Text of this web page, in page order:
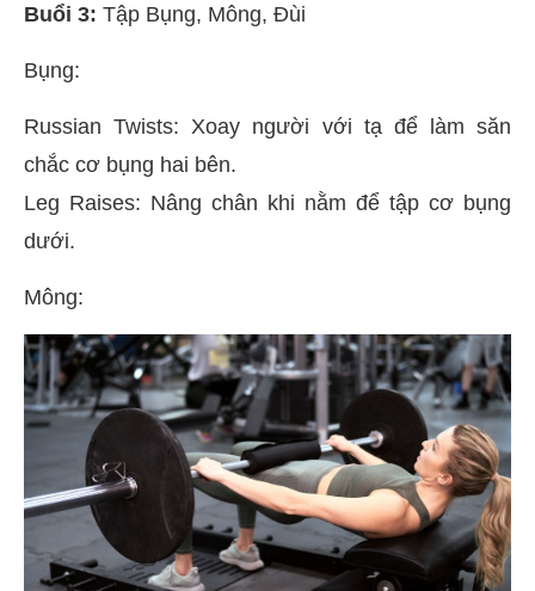
Buổi 3: Tập Bụng, Mông, Đùi
Bụng:
Russian Twists: Xoay người với tạ để làm săn
chắc cơ bụng hai bên.
Leg Raises: Nâng chân khi nằm để tập cơ bụng
dưới.
Mông: